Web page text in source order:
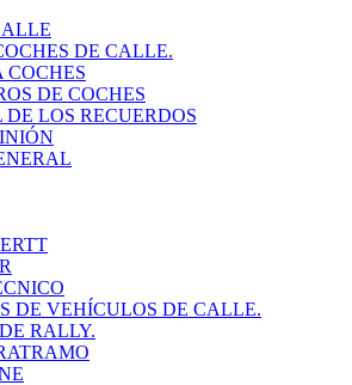
DE CALLE.
COCHES
DE COCHES
LOS RECUERDOS
DE VEHÍCULOS DE CALLE.
RALLY.